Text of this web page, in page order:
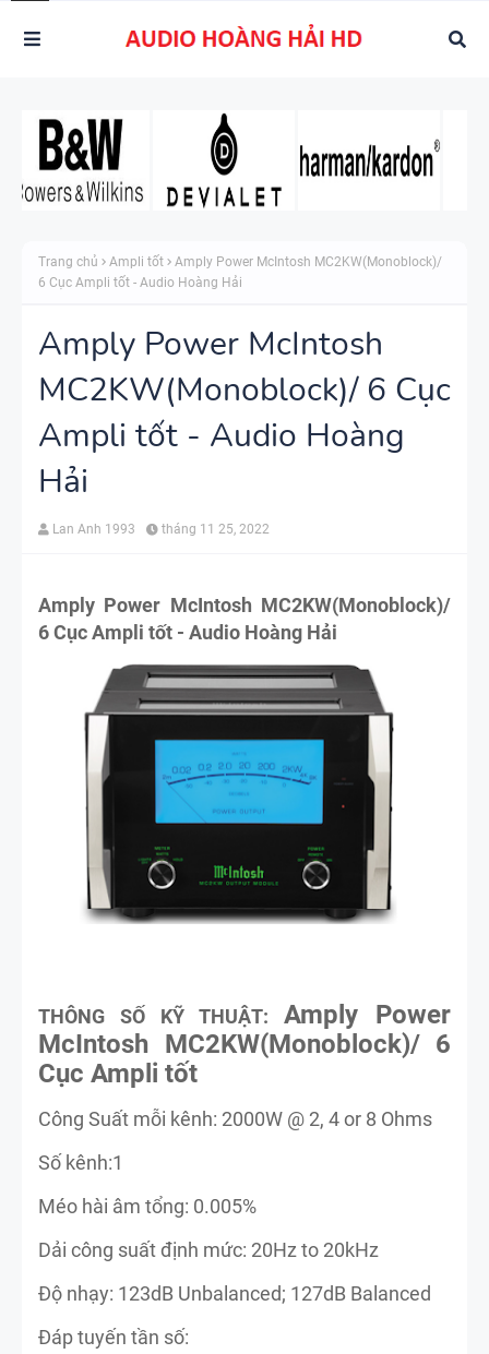
Trang chủ Ampli tốt
Amply Power McIntosh MC2KW(Monoblock)/
6 Cục Ampli tốt - Audio Hoàng Hải
Amply Power McIntosh
MC2KW(Monoblock)/ 6 Cục
Ampli tốt - Audio Hoàng
Hải
Lan Anh 1993 tháng 11 25, 2022
Amply Power McIntosh MC2KW(Monoblock)/
6 Cục Ampli tốt - Audio Hoàng Hải
THÔNG SỐ KỸ THUẬT: Amply Power
McIntosh MC2KW(Monoblock)/ 6
Cục Ampli tốt
Công Suất mỗi kênh: 2000W @ 2, 4 or 8 Ohms
Số kênh:1
Méo hài âm tổng: 0.005%
Dải công suất định mức: 20Hz to 20kHz
Độ nhạy: 123dB Unbalanced; 127dB Balanced
Đáp tuyến tần số: